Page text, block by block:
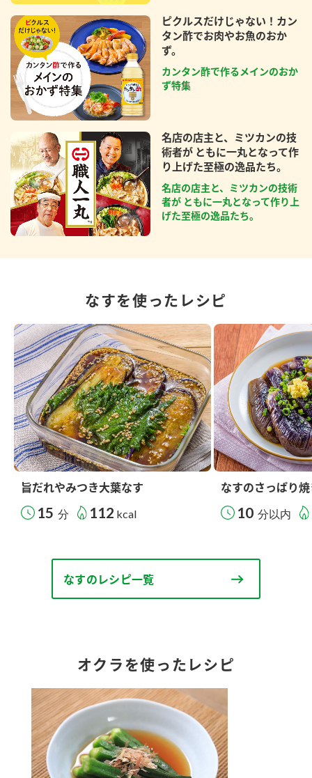
ピクルスだけじゃない！カン
タン酢でお肉やお魚のおか
ず。
カンタン酢で作るメインのおか
ず特集
名店の店主と、ミツカンの技
術者が ともに一丸となって作
り上げた至極の逸品たち。
名店の店主と、ミツカンの技術
者が ともに一丸となって作り上
げた至極の逸品たち。
なすを使ったレシピ
旨だれやみつき大葉なす
15 分 112 kcal
なすのさっぱり
10 分以内
なすのレシピ一覧
オクラを使ったレシピ